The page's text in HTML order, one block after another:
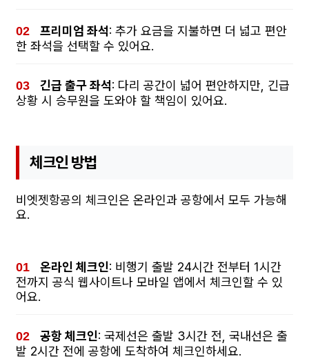
프리미엄 좌석: 추가 요금을 지불하면 더 넓고 편안
한 좌석을 선택할 수 있어요.
긴급 출구 좌석: 다리 공간이 넓어 편안하지만, 긴급
상황 시 승무원을 도와야 할 책임이 있어요.
체크인 방법
비엣젯항공의 체크인은 온라인과 공항에서 모두 가능해
요.
온라인 체크인: 비행기 출발 24시간 전부터 1시간
전까지 공식 웹사이트나 모바일 앱에서 체크인할 수 있
어요.
공항 체크인: 국제선은 출발 3시간 전, 국내선은 출
발 2시간 전에 공항에 도착하여 체크인하세요.